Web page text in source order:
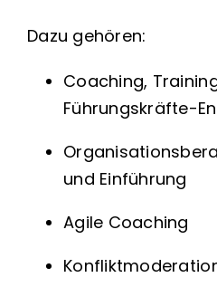
Dazu gehören:
Coaching,
Führungskräfte-
und Einführung
Agile Coaching